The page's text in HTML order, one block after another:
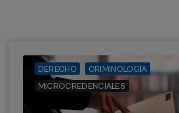
DERECHO
CRIMINOLOGÍA
MICROCREDENCIALES